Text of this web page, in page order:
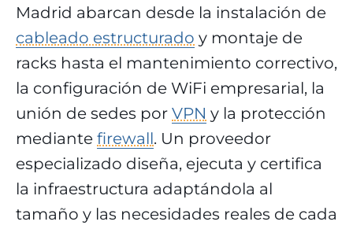
Madrid abarcan desde la instalación de
cableado estructurado y montaje de
racks hasta el mantenimiento correctivo,
la configuración de WiFi empresarial, la
unión de sedes por VPN y la protección
mediante firewall. Un proveedor
especializado diseña, ejecuta y certifica
la infraestructura adaptándola al
tamaño y las necesidades reales de cada